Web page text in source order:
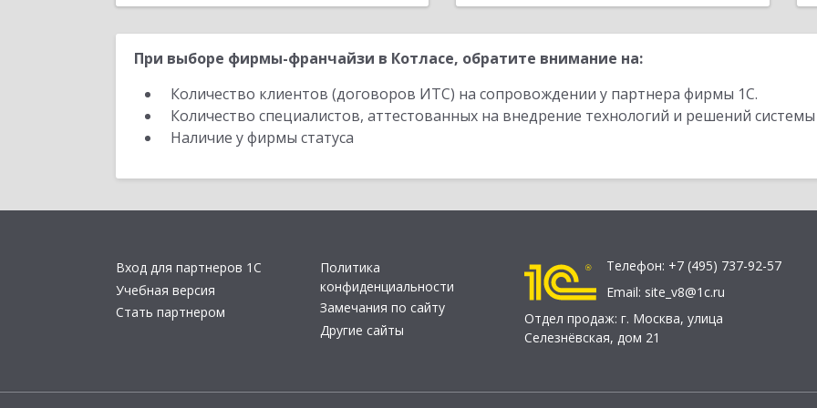
При выборе фирмы-франчайзи в Котласе, обратите внимание на:
Количество клиентов (договоров ИТС) на сопровождении у партнера фирмы 1С.
Количество специалистов, аттестованных на внедрение технологий и решений
Наличие у фирмы статуса
Вход для партнеров 1С
Учебная версия
Стать партнером
Политика
конфиденциальности
Замечания по сайту
Другие сайты
Телефон: +7 (495) 737-92-57
Email: site_v8@1c.ru
Отдел продаж: г. Москва, улица
Селезнёвская, дом 21